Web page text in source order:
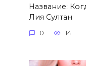
Название:
Лия Султан
0 14